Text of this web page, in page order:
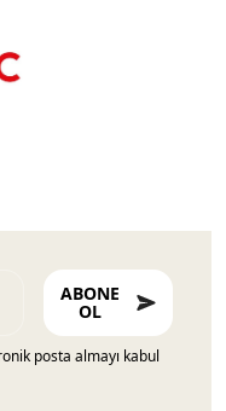
ABONE
OL
posta almayı kabul